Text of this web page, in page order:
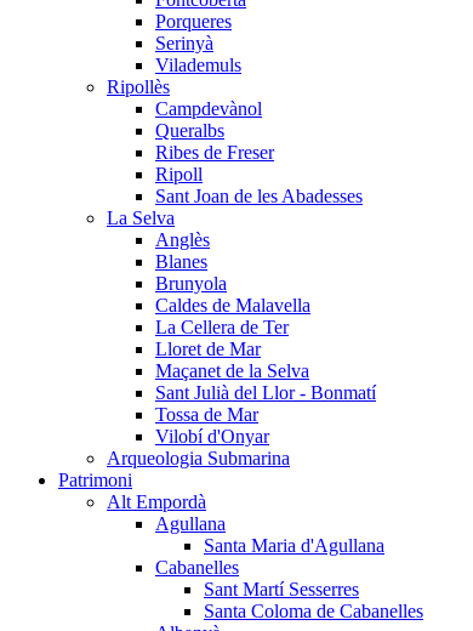
Porqueres
Serinyà
Vilademuls
Ripollès
Campdevànol
Queralbs
Ribes de Freser
Ripoll
Sant Joan de les Abadesses
La Selva
Anglès
Blanes
Brunyola
Caldes de Malavella
La Cellera de Ter
Lloret de Mar
Maçanet de la Selva
Sant Julià del Llor - Bonmatí
Tossa de Mar
Vilobí d'Onyar
Arqueologia Submarina
Patrimoni
Alt Empordà
Agullana
Santa Maria d'Agullana
Cabanelles
Sant Martí Sesserres
Santa Coloma de Cabanelles